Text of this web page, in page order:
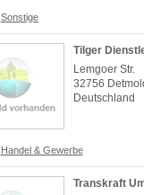
Sonstige
Tilger
Lemgoer Str.
32756
Deutschland
Handel & Gewerbe
Transkraft